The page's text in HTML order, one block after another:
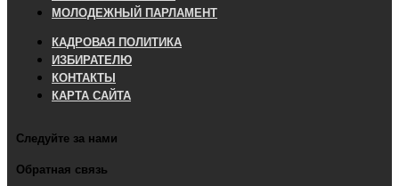
МОЛОДЕЖНЫЙ ПАРЛАМЕНТ
КАДРОВАЯ ПОЛИТИКА
ИЗБИРАТЕЛЮ
КОНТАКТЫ
КАРТА САЙТА
Следуйте за нами
Обратная связь